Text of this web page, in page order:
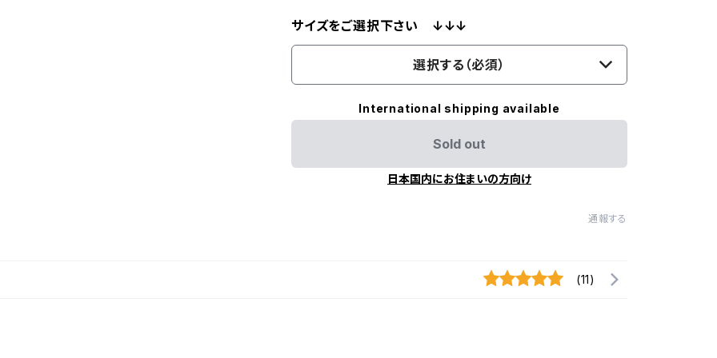
サイズをご選択下さい ↓↓↓
選択する（必須）
International shipping available
Sold out
日本国内にお住まいの方向け
通報する
(11)